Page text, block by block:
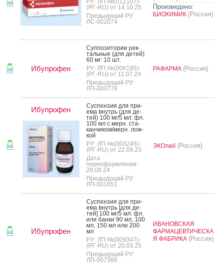
РУ: ЛП-№(012107)-
(РГ-RU) от 14.10.25
Предыдущий РУ:
ЛС-002074
Произведено:
БИОХИМИК (Россия)
Ибупрофен
Суп­по­зито­рии рек­
таль­ные (для де­тей)
60 мг: 10 шт.
РУ: ЛП-№(006195)-
(РГ-RU) от 11.07.24
Предыдущий РУ:
ЛП-000778
РАФАРМА (Россия)
Ибупрофен
Сус­пензия для при­
ема внутрь (для де­
тей) 100 мг/5 мл: фл.
100 мл с мерн. ста­
кан­чи­ком/мерн. лож­
кой
РУ: ЛП-№(003245)-
(РГ-RU) от 22.09.23
Дата
переоформления:
28.08.24
Предыдущий РУ:
ЛП-001651
ЭКОлаб (Россия)
Ибупрофен
Сус­пензия для при­
ема внутрь [для де­
тей] 100 мг/5 мл: фл.
или бан­ки 90 мл, 100
мл, 150 мл или 200
мл
РУ: ЛП-№(009347)-
(РГ-RU) от 20.03.25
Предыдущий РУ:
ЛП-007366
ИВАНОВСКАЯ
ФАРМАЦЕВТИЧЕСКА
Я ФАБРИКА (Россия)